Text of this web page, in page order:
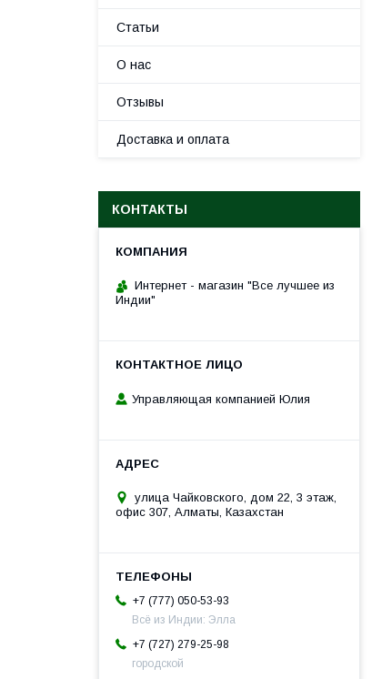
Статьи
О нас
Отзывы
Доставка и оплата
КОНТАКТЫ
Интернет - магазин "Все лучшее из
Индии"
Управляющая компанией Юлия
улица Чайковского, дом 22, 3 этаж,
офис 307, Алматы, Казахстан
+7 (777) 050-53-93
Всё из Индии: Элла
+7 (727) 279-25-98
городской